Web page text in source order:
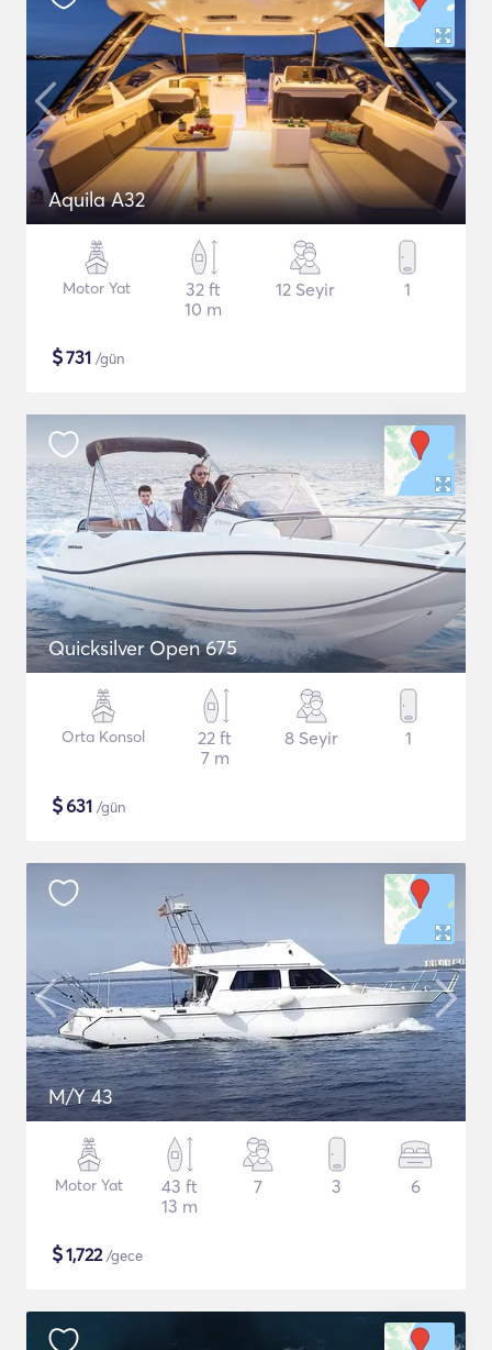
Aquila A32
Motor Yat
32 ft
10 m
12 Seyir 1
$731 /gün
Quicksilver Open 675
Orta Konsol
22 ft
7 m
8 Seyir 1
$631 /gün
M/Y 43
Motor Yat
43 ft
13 m
7 3 6
$1,722/gece